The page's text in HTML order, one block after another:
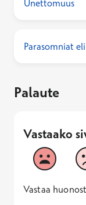
Unettomuus
Parasomniat
Palaute
Vastaako
Vastaako sivu
1
Vastaa
2
1 -
Vastaa
—